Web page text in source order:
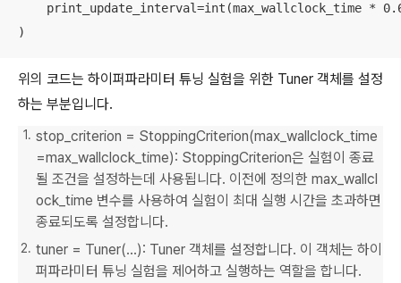
print_update_interval=int(max_wallclock_time *
)
위의 코드는 하이퍼파라미터 튜닝 실험을 위한 Tuner 객체를 설정
하는 부분입니다.
stop_criterion = StoppingCriterion(max_wallclock_time
=max_wallclock_time): StoppingCriterion은 실험이 종료
될 조건을 설정하는데 사용됩니다. 이전에 정의한 max_wallcl
ock_time 변수를 사용하여 실험이 최대 실행 시간을 초과하면
종료되도록 설정합니다.
tuner = Tuner(...): Tuner 객체를 설정합니다. 이 객체는 하이
퍼파라미터 튜닝 실험을 제어하고 실행하는 역할을 합니다.